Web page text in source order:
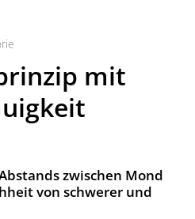
mit
zwischen Mond
von schwerer und